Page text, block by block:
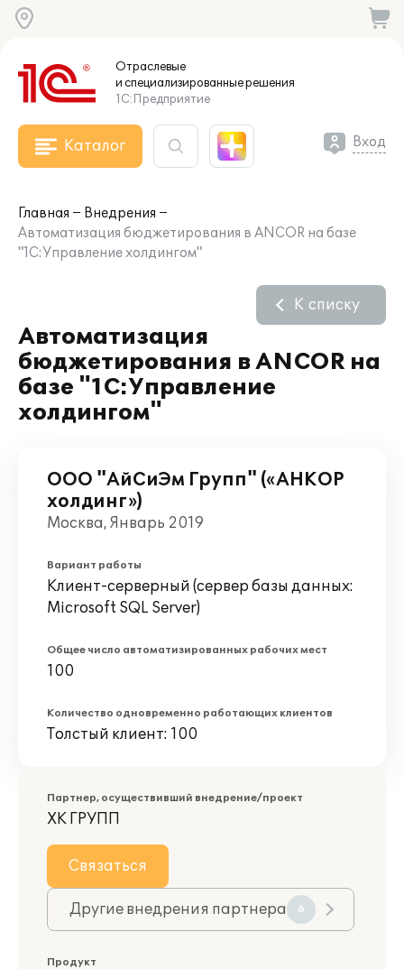
Отраслевые
и специализированныерешения
1С:Предприятие
Каталог Вход
Главная
Внедрения
Автоматизация бюджетирования в ANCOR на базе
"1С:Управление холдингом"
Автоматизация
бюджетирования в ANCOR на
базе "1С:Управление
холдингом"
К списку
ООО "АйСиЭм Групп" («АНКОР
холдинг»)
Москва, Январь 2019
Вариант работы
Клиент-серверный (сервер базы данных:
Microsoft SQL Server)
Общее число автоматизированных рабочих мест
100
Количество одновременно работающих клиентов
Толстый клиент: 100
Партнер, осуществивший внедрение/проект
ХК ГРУПП
Связаться
Другие внедрения партнера 6
Продукт